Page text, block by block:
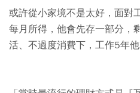
或許從小家境不是太好，面對
每月所得，他會先存一部分，
活、不過度消費下，工作5年他